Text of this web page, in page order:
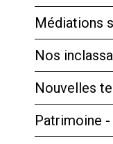
Médiations
Nos
Nouvelles
Patrimoine